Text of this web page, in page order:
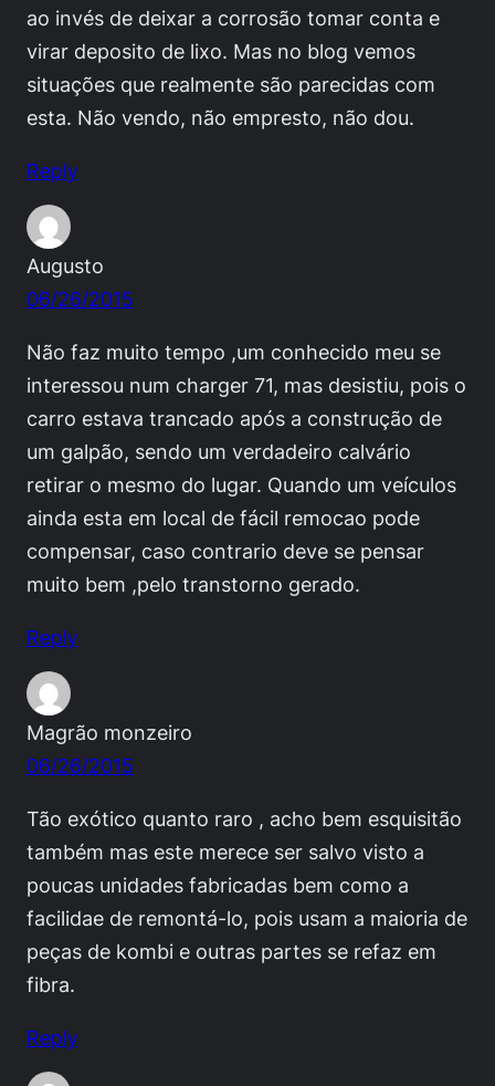
ao invés de deixar a corrosão tomar conta e
virar deposito de lixo. Mas no blog vemos
situações que realmente são parecidas com
esta. Não vendo, não empresto, não dou.
Reply
Augusto
06/26/2015
Não faz muito tempo ,um conhecido meu se
interessou num charger 71, mas desistiu, pois o
carro estava trancado após a construção de
um galpão, sendo um verdadeiro calvário
retirar o mesmo do lugar. Quando um veículos
ainda esta em local de fácil remocao pode
compensar, caso contrario deve se pensar
muito bem ,pelo transtorno gerado.
Reply
Magrão monzeiro
06/26/2015
Tão exótico quanto raro , acho bem esquisitão
também mas este merece ser salvo visto a
poucas unidades fabricadas bem como a
facilidae de remontá-lo, pois usam a maioria de
peças de kombi e outras partes se refaz em
fibra.
Reply